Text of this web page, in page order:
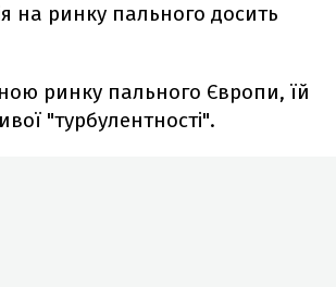
на ринку пального досить
ринку пального Європи, їй
"турбулентності".